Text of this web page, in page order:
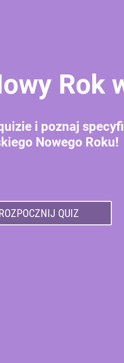
Rok
i poznaj
Nowego Roku!
QUIZ